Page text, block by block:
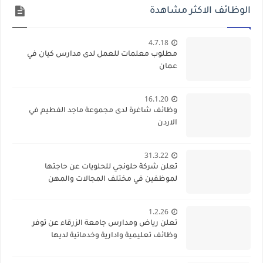
الوظائف الاكثر مشاهدة
4.7.18
مطلوب معلمات للعمل لدى مدارس كيان في
عمان
16.1.20
وظائف شاغرة لدى مجموعة ماجد الفطيم في
الاردن
31.3.22
تعلن شركة حلونجي للحلويات عن حاجتها
لموظفين في مختلف المجالات والمهن
1.2.26
تعلن رياض ومدارس جامعة الزرقاء عن توفر
وظائف تعليمية وادارية وخدماتية لديها